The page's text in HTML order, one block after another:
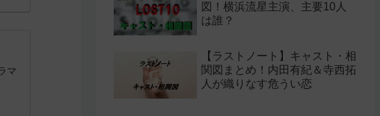
マ
図！横浜流星主演、主要10人
は誰？
【ラストノート】キャスト・相
関図まとめ！内田有紀＆寺西拓
人が織りなす危うい恋